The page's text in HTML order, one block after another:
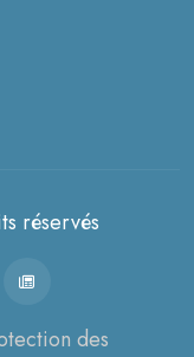
réservés
des